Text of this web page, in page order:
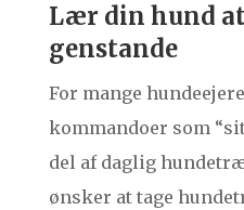
Lær din hund
genstande
For mange
kommandoer som
del af daglig
ønsker at tage